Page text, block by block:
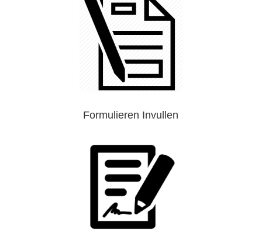
Formulieren Invullen